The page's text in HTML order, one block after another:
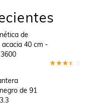
de
40 cm -
de 91